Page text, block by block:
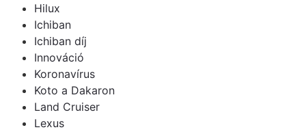
Hilux
Ichiban
Ichiban díj
Innováció
Koronavírus
Koto a Dakaron
Land Cruiser
Lexus